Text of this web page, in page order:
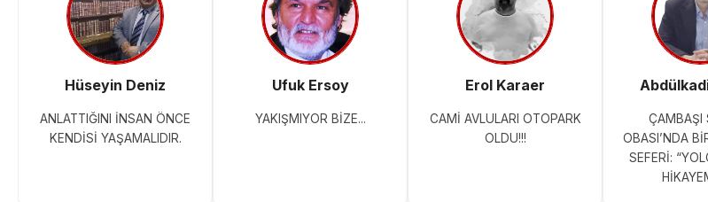
Hüseyin Deniz
ANLATTIĞINI İNSAN ÖNCE
KENDİSİ YAŞAMALIDIR.
Ufuk Ersoy
YAKIŞMIYOR BİZE...
Erol Karaer
CAMİ AVLULARI OTOPARK
OLDU!!!
ÇAMBAŞI
OBASI’NDA
SEFERİ: